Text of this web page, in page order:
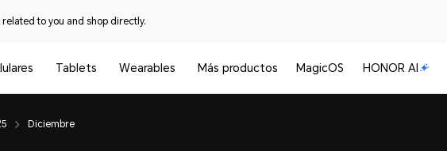
to you and shop directly.
Tablets Wearables Más productos MagicOS HONOR AI
Diciembre